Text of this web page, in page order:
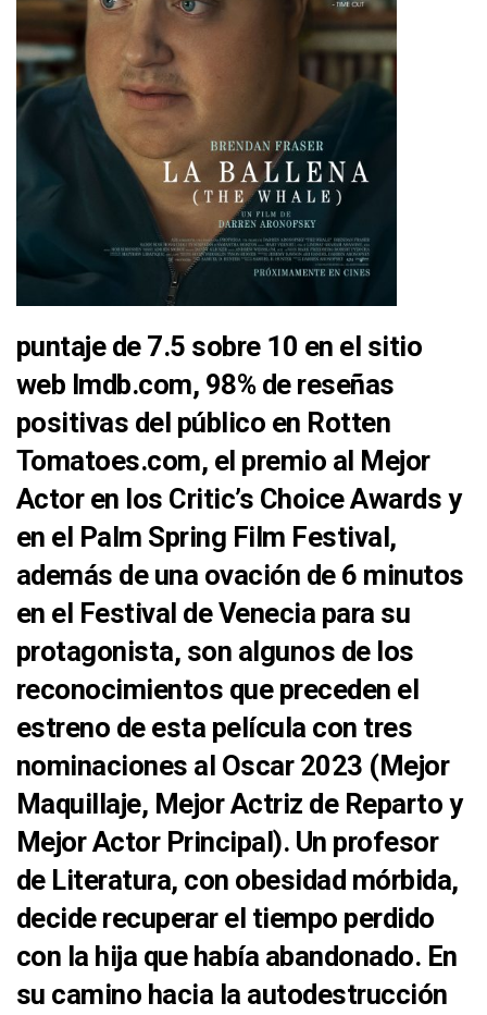
puntaje de 7.5 sobre 10 en el sitio
web Imdb.com, 98% de reseñas
positivas del público en Rotten
Tomatoes.com, el premio al Mejor
Actor en los Critic’s Choice Awards y
en el Palm Spring Film Festival,
además de una ovación de 6 minutos
en el Festival de Venecia para su
protagonista, son algunos de los
reconocimientos que preceden el
estreno de esta película con tres
nominaciones al Oscar 2023 (Mejor
Maquillaje, Mejor Actriz de Reparto y
Mejor Actor Principal). Un profesor
de Literatura, con obesidad mórbida,
decide recuperar el tiempo perdido
con la hija que había abandonado. En
su camino hacia la autodestrucción